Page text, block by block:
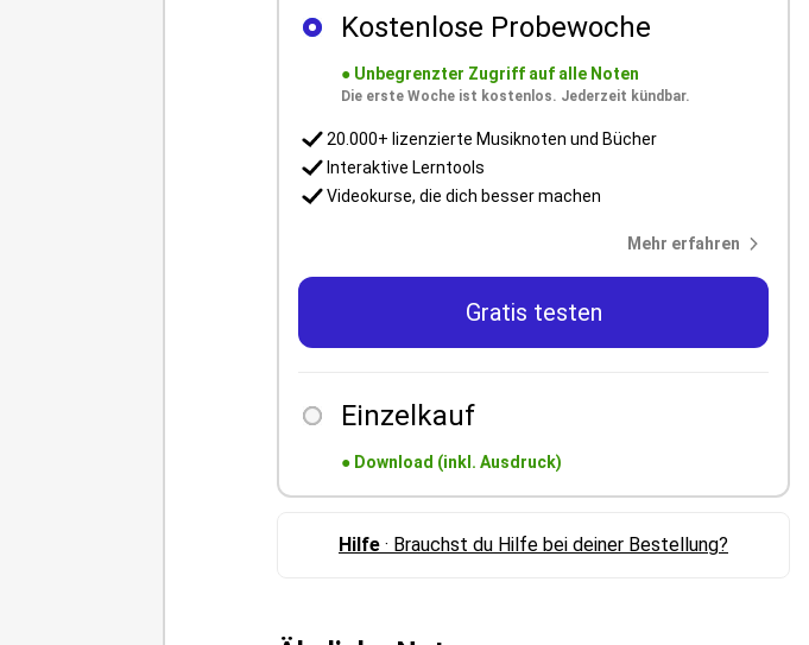
Kostenlose Probewoche
● Unbegrenzter Zugriff auf alle Noten
Die erste Woche ist kostenlos. Jederzeit kündbar.
20.000+ lizenzierte Musiknoten und Bücher
Interaktive Lerntools
Videokurse, die dich besser machen
Mehr erfahren
Gratis testen
Einzelkauf
● Download (inkl. Ausdruck)
Hilfe · Brauchst du Hilfe bei deiner Bestellung?